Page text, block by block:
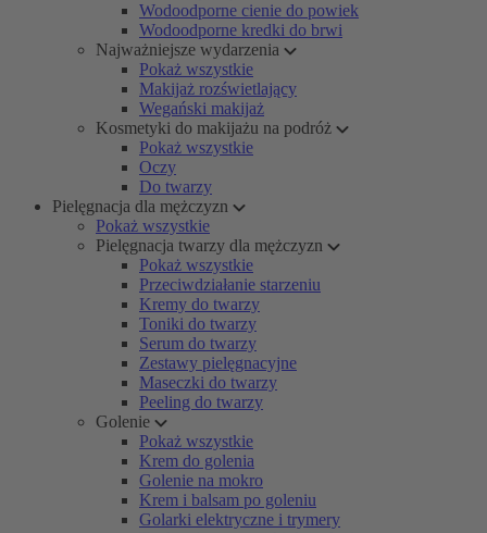
Wodoodporne cienie do powiek
Wodoodporne kredki do brwi
Najważniejsze wydarzenia
Pokaż wszystkie
Makijaż rozświetlający
Wegański makijaż
Kosmetyki do makijażu na podróż
Pokaż wszystkie
Oczy
Do twarzy
Pielęgnacja dla mężczyzn
Pokaż wszystkie
Pielęgnacja twarzy dla mężczyzn
Pokaż wszystkie
Przeciwdziałanie starzeniu
Kremy do twarzy
Toniki do twarzy
Serum do twarzy
Zestawy pielęgnacyjne
Maseczki do twarzy
Peeling do twarzy
Golenie
Pokaż wszystkie
Krem do golenia
Golenie na mokro
Krem i balsam po goleniu
Golarki elektryczne i trymery